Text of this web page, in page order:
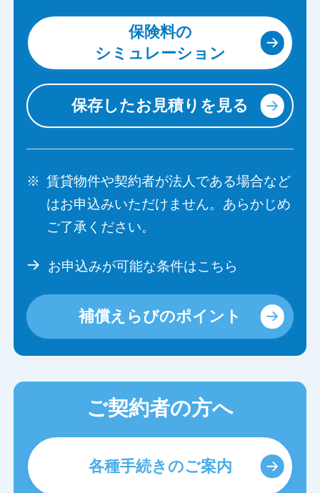
保険料の
シミュレーション
保存したお見積りを見る
※ 賃貸物件や契約者が法人である場合など
はお申込みいただけません。あらかじめ
ご了承ください。
お申込みが可能な条件はこちら
補償えらびのポイント
ご契約者の方へ
各種手続きのご案内